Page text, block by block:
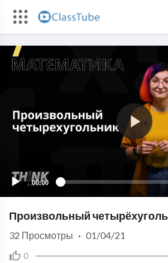
00:00
Произвольный
0
32 Просмотры · 01/04/21